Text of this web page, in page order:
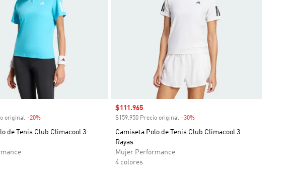
original -20%
de Tenis Club Climacool 3
Precio de venta
$111.965
$159.950 Precio original -30%Descuento
Camiseta Polo de Tenis Club Climacool 3
Rayas
Mujer Performance
4 colores